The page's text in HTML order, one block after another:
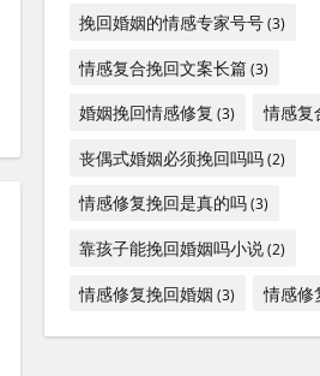
挽回婚姻的情感专家号号(3)
情感复合挽回文案长篇(3)
婚姻挽回情感修复 (3) 情感复
丧偶式婚姻必须挽回吗吗(2)
情感修复挽回是真的吗(3)
靠孩子能挽回婚姻吗小说(2)
情感修复挽回婚姻 (3) 情感修